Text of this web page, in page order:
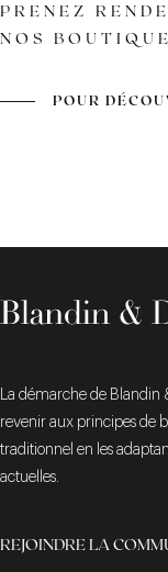
PRENEZ
NOS
POUR
La démarche de Blandin
revenir aux principes de
traditionnel en les
actuelles.
REJOINDRE LA